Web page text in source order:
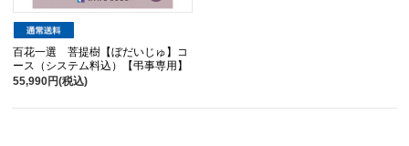
百花一選 菩提樹【ぼだいじゅ】コ
ース（システム料込）【弔事専用】
55,990円(税込)